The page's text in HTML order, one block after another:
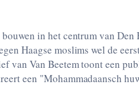
in het centrum van
Haagse moslims wel de
van Van Beetem toont een
een "Mohammadaansch